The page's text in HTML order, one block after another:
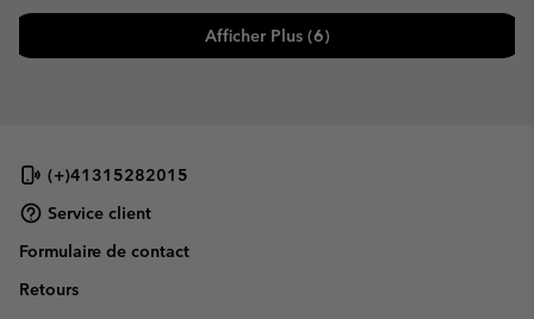
Afficher Plus (6)
(+)41315282015
Service client
Formulaire de contact
Retours